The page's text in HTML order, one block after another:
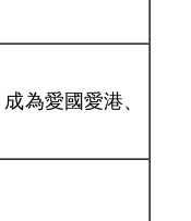
為愛國愛港、